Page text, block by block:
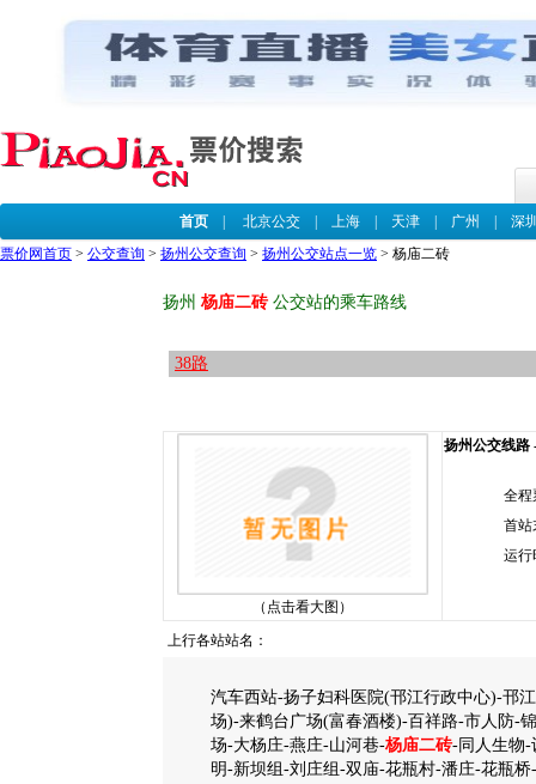
首页| 北京公交| 上海| 天津| 广州
深
票价网首页 > 公交查询 > 扬州公交查询 > 扬州公交站点一览 > 杨庙二砖
扬州 杨庙二砖公交站的乘车路线
38路
（点击看大图）
扬州公交线路
全程
首站
运行
上行各站站名：
汽车西站-扬子妇科医院(邗江行政中心)-邗
场)-来鹤台广场(富春酒楼)-百祥路-市人防-
场-大杨庄-燕庄-山河巷-杨庙二砖-同人生物-
明-新坝组-刘庄组-双庙-花瓶村-潘庄-花瓶桥